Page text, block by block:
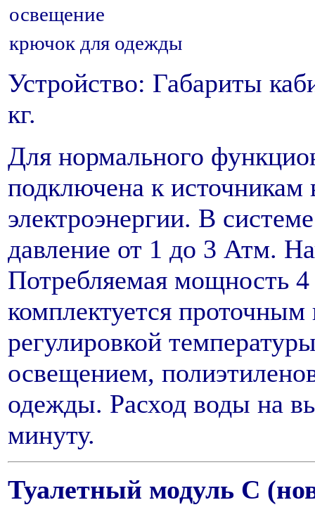
освещение
крючок для одежды
Устройство: Габариты
кг.
Для нормального
подключена к источникам
электроэнергии. В
давление от 1 до 3 Атм.
Потребляемая мощность
комплектуется проточным
регулировкой
освещением,
одежды. Расход воды на
минуту.
Туалетный модуль С